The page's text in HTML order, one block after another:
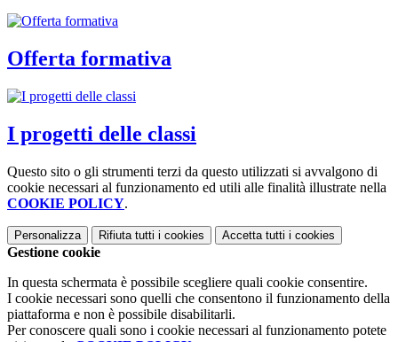
Offerta formativa
I progetti delle classi
Questo sito o gli strumenti terzi da questo utilizzati si avvalgono di
cookie necessari al funzionamento ed utili alle finalità illustrate nella
COOKIE POLICY.
Personalizza Rifiuta tutti i cookies Accetta tutti i cookies
Gestione cookie
In questa schermata è possibile scegliere quali cookie consentire.
I cookie necessari sono quelli che consentono il funzionamento della
piattaforma e non è possibile disabilitarli.
Per conoscere quali sono i cookie necessari al funzionamento potete